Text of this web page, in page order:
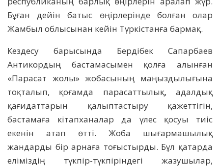
Бұған дейін батыс өңірлерінде болған олар
Жамбыл облысынан кейін Түркістанға бармақ.
Кездесу барысында Бердібек Сапарбаев
Антикордың бастамасымен қолға алынған
«Парасат жолы» жобасының маңыздылығына
тоқталып, қоғамда парасаттылық, адалдық
қағидаттарын қалыптастыру қажеттігін,
бастамаға кітапханалар да үлес қосуы тиіс
екенін атап өтті. Жоба шығармашылық
жандарды бір арнаға тоғыстырды. Бұл қатарда
еліміздің түкпір-түкпіріндегі жазушылар,